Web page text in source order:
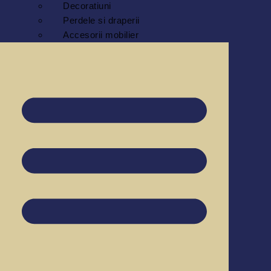
Decoratiuni
Perdele si draperii
Accesorii mobilier